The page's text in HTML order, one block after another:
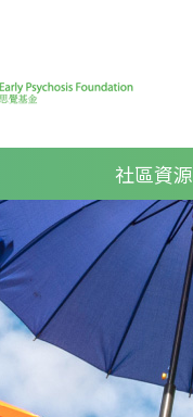
社區資源